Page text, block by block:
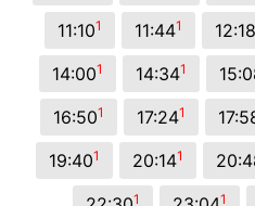
11:101 11:441 12:18
14:001 14:341
16:501 17:241
19:401 20:141
1 1